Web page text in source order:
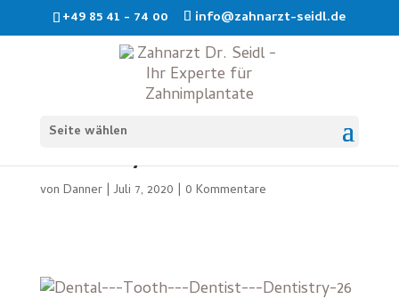
+49 85 41 - 74 00 info@zahnarzt-seidl.de
Seite wählen
Dental—Tooth—Dentist—
Dentistry-26
von Danner|Juli 7, 2020 | 0 Kommentare